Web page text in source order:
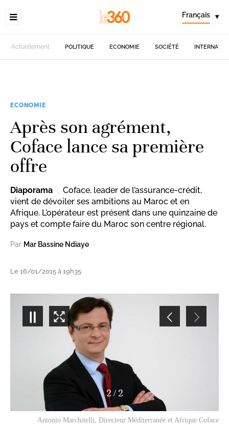
Français ▾
Actuellement POLITIQUE ECONOMIE SOCIÉTÉ
ECONOMIE
Après son agrément,
Coface lance sa première
offre
Diaporama
Coface, leader de l’assurance-crédit,
vient de dévoiler ses ambitions au Maroc et en
Afrique. L'opérateur est présent dans une quinzaine de
pays et compte faire du Maroc son centre régional.
Par Mar Bassine Ndiaye
Le 16/01/2015 à 19h35
1/ 2
Jean Christophe Batlle, Directeur Afrique Coface